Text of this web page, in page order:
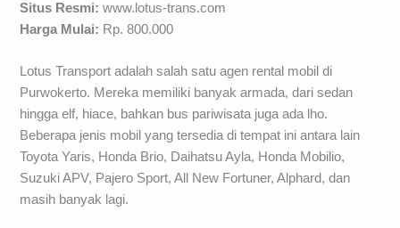
Situs Resmi:www.lotus-trans.com
Harga Mulai: Rp. 800.000
Lotus Transport adalah salah satu agen rental mobil di
Purwokerto. Mereka memiliki banyak armada, dari sedan
hingga elf, hiace, bahkan bus pariwisata juga ada lho.
Beberapa jenis mobil yang tersedia di tempat ini antara lain
Toyota Yaris, Honda Brio, Daihatsu Ayla, Honda Mobilio,
Suzuki APV, Pajero Sport, All New Fortuner, Alphard, dan
masih banyak lagi.